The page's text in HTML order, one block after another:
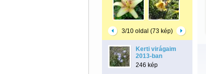
3/10 oldal (73 kép)
Kerti virágaim
2013-ban
246 kép